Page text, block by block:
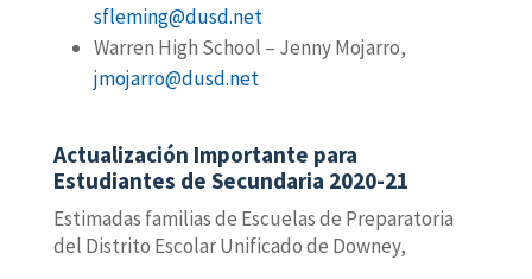
sfleming@dusd.net
Warren High School – Jenny Mojarro,
jmojarro@dusd.net
Actualización Importante para
Estudiantes de Secundaria 2020-21
Estimadas familias de Escuelas de Preparatoria
del Distrito Escolar Unificado de Downey,